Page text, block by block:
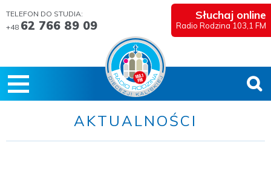
TELEFON DO STUDIA:
+48 62 766 89 09
Słuchaj online
Radio Rodzina 103,1 FM
AKTUALNOŚCI